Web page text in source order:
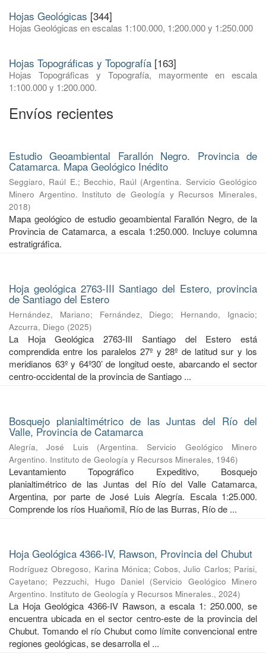
Hojas Geológicas [344]
Hojas Geológicas en escalas 1:100.000, 1:200.000 y 1:250.000
Hojas Topográficas y Topografía [163]
Hojas Topográficas y Topografía, mayormente en escala
1:100.000 y 1:200.000.
Envíos recientes
Estudio Geoambiental Farallón Negro. Provincia de
Catamarca. Mapa Geológico Inédito
Seggiaro, Raúl E.; Becchio, Raúl (Argentina. Servicio Geológico
Minero Argentino. Instituto de Geología y Recursos Minerales,
2018)
Mapa geológico de estudio geoambiental Farallón Negro, de la
Provincia de Catamarca, a escala 1:250.000. Incluye columna
estratigráfica.
Hoja geológica 2763-III Santiago del Estero, provincia
de Santiago del Estero
Hernández, Mariano; Fernández, Diego; Hernando, Ignacio;
Azcurra, Diego (2025)
La Hoja Geológica 2763-III Santiago del Estero está
comprendida entre los paralelos 27º y 28º de latitud sur y los
meridianos 63º y 64º30’ de longitud oeste, abarcando el sector
centro-occidental de la provincia de Santiago ...
Bosquejo planialtimétrico de las Juntas del Río del
Valle, Provincia de Catamarca
Alegría, José Luis (Argentina. Servicio Geológico Minero
Argentino. Instituto de Geología y Recursos Minerales, 1946)
Levantamiento Topográfico Expeditivo, Bosquejo
planialtimétrico de las Juntas del Río del Valle Catamarca,
Argentina, por parte de José Luis Alegría. Escala 1:25.000.
Comprende los ríos Huañomil, Río de las Burras, Río de ...
Hoja Geológica 4366-IV, Rawson, Provincia del Chubut
Rodríguez Obregoso, Karina Mónica;Cobos, Julio Carlos; Parisi,
Cayetano; Pezzuchi, Hugo Daniel (Servicio Geológico Minero
Argentino. Instituto de Geología y Recursos Minerales., 2024)
La Hoja Geológica 4366-IV Rawson, a escala 1: 250.000, se
encuentra ubicada en el sector centro-este de la provincia del
Chubut. Tomando el río Chubut como límite convencional entre
regiones geológicas, se desarrolla el ...